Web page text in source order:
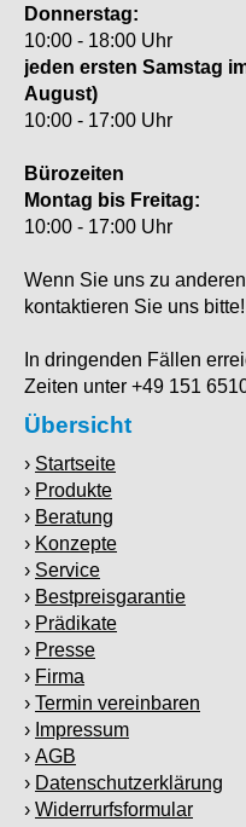
Donnerstag:
10:00 - 18:00 Uhr
jeden ersten Samstag
August)
10:00 - 17:00 Uhr
Bürozeiten
Montag bis Freitag:
10:00 - 17:00 Uhr
Wenn Sie uns zu
kontaktieren Sie uns bitte!
In dringenden Fällen
Zeiten unter +49 151
Übersicht
Startseite
Produkte
Beratung
Konzepte
Service
Bestpreisgarantie
Prädikate
Presse
Firma
Termin vereinbaren
Impressum
AGB
Datenschutzerklärung
Widerrurfsformular